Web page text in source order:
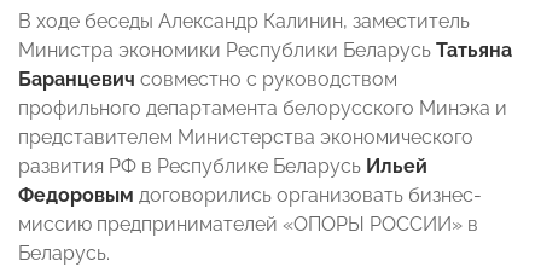
В ходе беседы Александр Калинин, заместитель
Министра экономики Республики Беларусь Татьяна
Баранцевич совместно с руководством
профильного департамента белорусского Минэка и
представителем Министерства экономического
развития РФ в Республике Беларусь Ильей
Федоровым договорились организовать бизнес-
миссию предпринимателей «ОПОРЫ РОССИИ» в
Беларусь.